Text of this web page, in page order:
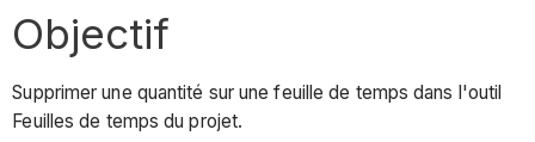
Objectif
Supprimer une quantité sur une feuille de temps dans l'outil
Feuilles de temps du projet.